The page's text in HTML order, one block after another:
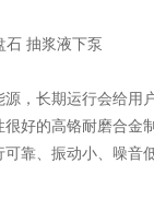
石 抽浆液下泵
，长期运行会给用
好的高铬耐磨合金
靠、振动小、噪音